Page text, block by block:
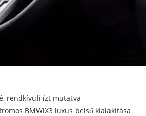
rendkívüli ízt mutatva
BMWiX3 luxus belső kialakítása